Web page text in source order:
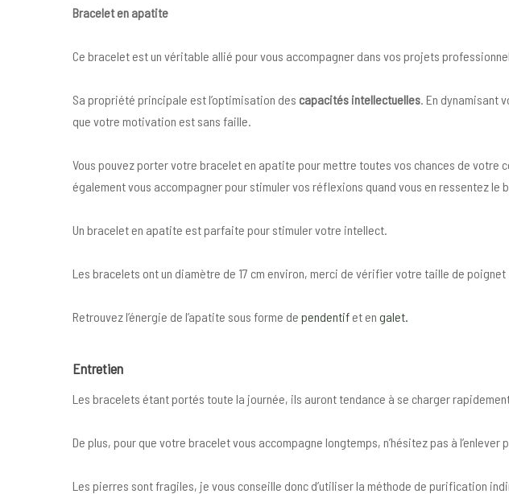
Bracelet en apatite
Ce bracelet est un véritable allié pour vous accompagner dans vos projets
Sa propriété principale est l’optimisation des capacités intellectuelles. En dynamisant
que votre motivation est sans faille.
Vous pouvez porter votre bracelet en apatite pour mettre toutes vos chances de
également vous accompagner pour stimuler vos réflexions quand vous en ressentez le
Un bracelet en apatite est parfaite pour stimuler votre intellect.
Les bracelets ont un diamètre de 17 cm environ, merci de vérifier votre taille de poignet
Retrouvez l’énergie de l’apatite sous forme dependentif et engalet.
Entretien
Les bracelets étant portés toute la journée, ils auront tendance à se charger
De plus, pour que votre bracelet vous accompagne longtemps, n’hésitez pas à
Les pierres sont fragiles, je vous conseille donc d’utiliser la méthode de purification